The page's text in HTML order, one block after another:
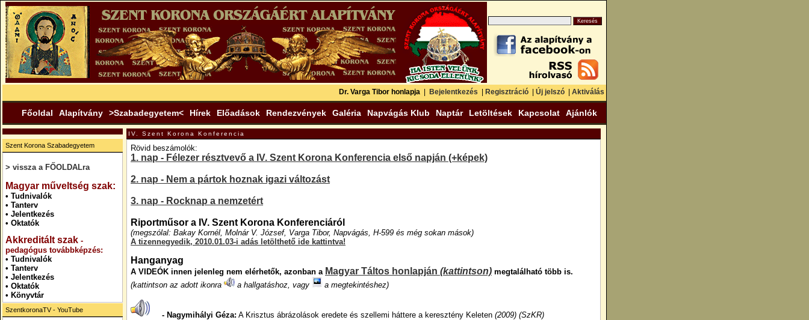
Dr. Varga Tibor honlapja Bejelentkezés Regisztráció Új jelszó Aktiválás
Főoldal Alapítvány >Szabadegyetem< Hírek Előadások Rendezvények Galéria Napvágás Klub Naptár Letöltések Kapcsolat Ajánlók
Szent Korona Szabadegyetem
> vissza a FŐOLDALra
Magyar műveltség szak:
• Tudnivalók
• Tanterv
• Jelentkezés
• Oktatók
Akkreditált szak -
pedagógus továbbképzés:
• Tudnivalók
• Tanterv
• Jelentkezés
• Oktatók
• Könyvtár
SzentkoronaTV - YouTube
IV. Szent Korona Konferencia
Rövid beszámolók:
1. nap - Félezer résztvevő a IV. Szent Korona Konferencia első napján (+képek)
2. nap - Nem a pártok hoznak igazi változást
3. nap - Rocknap a nemzetért
Riportműsor a IV. Szent Korona Konferenciáról
(megszólal: Bakay Kornél, Molnár V. József, Varga Tibor, Napvágás, H-599 és még sokan mások)
A tizennegyedik, 2010.01.03-i adás letölthető ide kattintva!
Hanganyag
A VIDEÓK innen jelenleg nem elérhetők, azonban a Magyar Táltos honlapján (kattintson) megtalálható több is.
(kattintson az adott ikonra
a hallgatáshoz, vagy a megtekintéshez)
- Nagymihályi Géza: A Krisztus ábrázolások eredete és szellemi háttere a keresztény Keleten (2009) (SzKR)